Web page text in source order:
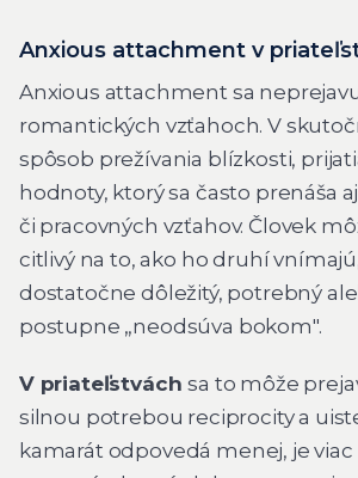
Anxious attachment v
Anxious attachment sa
romantických vzťahoch. V
spôsob prežívania blízkosti,
hodnoty, ktorý sa často prenáša
či pracovných vzťahov. Človek
citlivý na to, ako ho druhí
dostatočne dôležitý, potrebný
postupne „neodsúva bokom".
V priateľstváchsa to môže
silnou potrebou reciprocity a
kamarát odpovedá menej, je viac